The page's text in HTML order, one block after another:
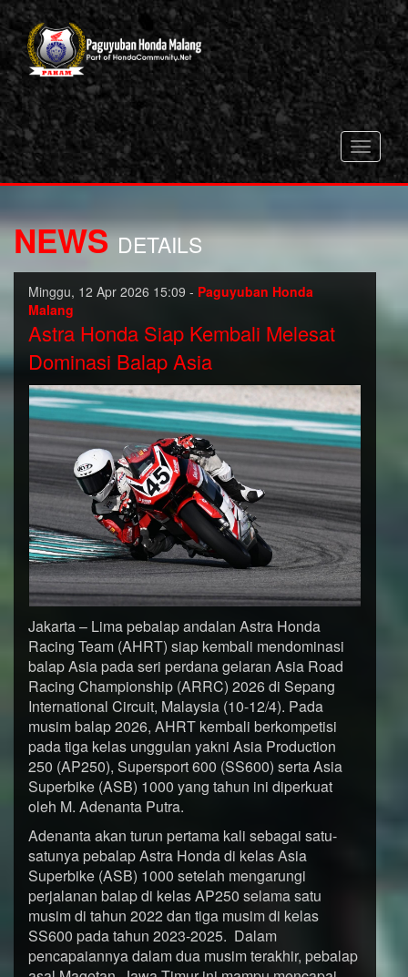
Toggle
NEWS DETAILS
Minggu, 12 Apr 2026 15:09 - Paguyuban Honda
Malang
Astra Honda Siap Kembali Melesat
Dominasi Balap Asia
Jakarta – Lima pebalap andalan Astra Honda
Racing Team (AHRT) siap kembali mendominasi
balap Asia pada seri perdana gelaran Asia Road
Racing Championship (ARRC) 2026 di Sepang
International Circuit, Malaysia (10-12/4). Pada
musim balap 2026, AHRT kembali berkompetisi
pada tiga kelas unggulan yakni Asia Production
250 (AP250), Supersport 600 (SS600) serta Asia
Superbike (ASB) 1000 yang tahun ini diperkuat
oleh M. Adenanta Putra.
Adenanta akan turun pertama kali sebagai satu-
satunya pebalap Astra Honda di kelas Asia
Superbike (ASB) 1000 setelah mengarungi
perjalanan balap di kelas AP250 selama satu
musim di tahun 2022 dan tiga musim di kelas
SS600 pada tahun 2023-2025. Dalam
pencapaiannya dalam dua musim terakhir, pebalap